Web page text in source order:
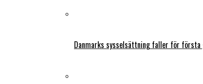
Danmarks sysselsättning faller för första